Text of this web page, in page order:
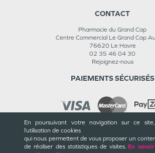
En poursuivant votre navigation sur ce
l’utilisation de cookies
qui nous permettent de vous proposer un
de réaliser des statistiques de visites. En
CONTACT
Pharmacie du Grand Cap
Centre Commercial Le Grand Cap
76620 Le Havre
02 35 46 04 30
Rejoignez-nous
CGU / CGV
PAIEMENTS SÉCURISÉS